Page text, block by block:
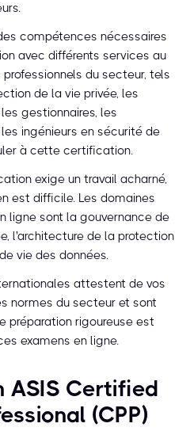
compétences nécessaires
avec différents services au
du secteur, tels
de la vie privée, les
gestionnaires, les
ingénieurs en sécurité de
à cette certification.
exige un travail acharné,
est difficile. Les domaines
ligne sont la gouvernance de
l'architecture de la protection
vie des données.
attestent de vos
normes du secteur et sont
préparation rigoureuse est
examens en ligne.
ASIS Certified
(CPP)